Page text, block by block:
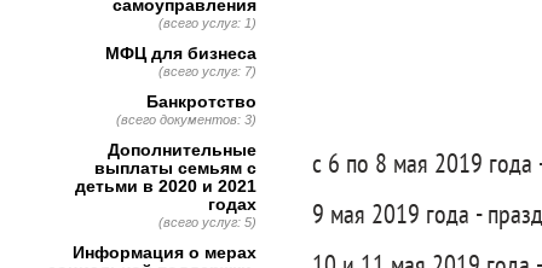
с 6 по 8 мая 2019
9 мая 2019 года -
самоуправления
(всего услуг: 1)
МФЦ для бизнеса
(всего услуг: 7)
Банкротство
(всего документов: 3)
Дополнительные
выплаты семьям с
детьми в 2020 и 2021
годах
(всего услуг: 5)
Информация о мерах